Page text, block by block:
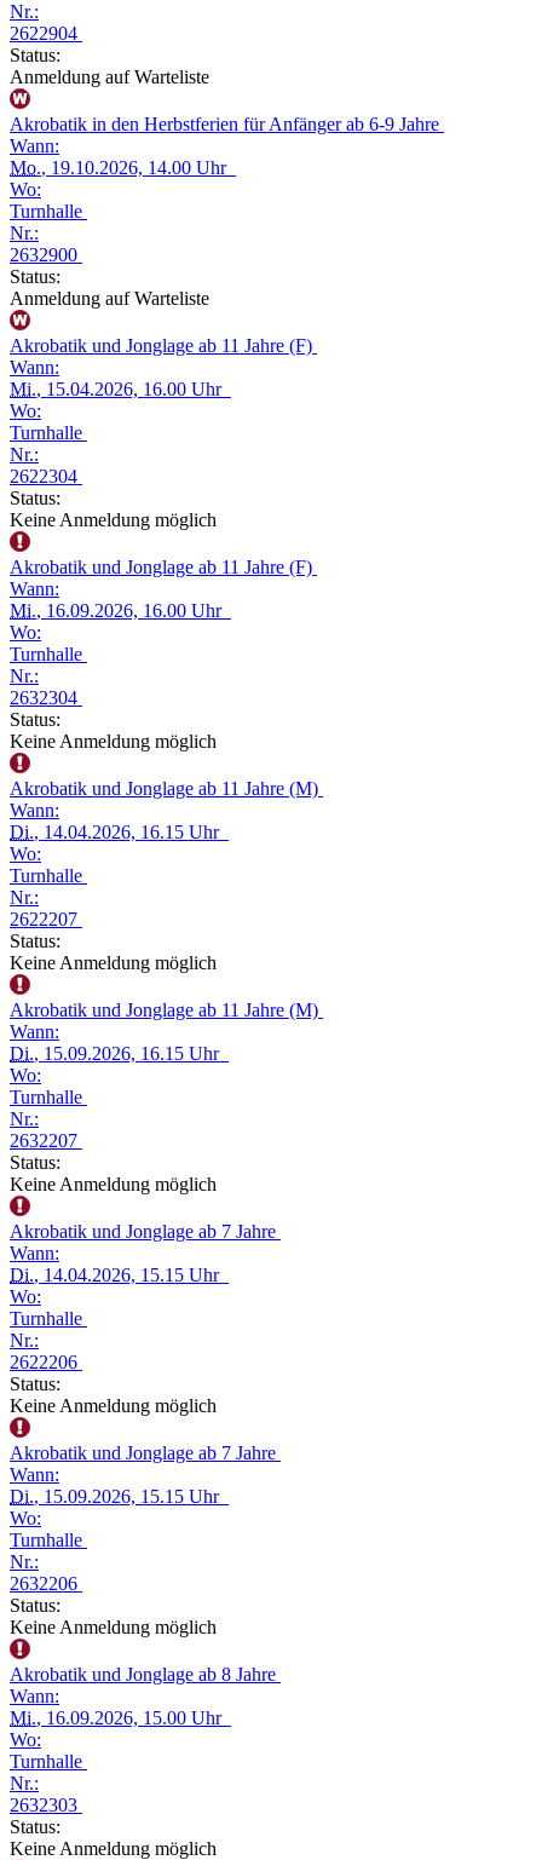
Nr.:
2622904
Status:
Anmeldung auf Warteliste
Akrobatik in den Herbstferien für Anfänger ab 6-9 Jahre
Wann:
Mo., 19.10.2026, 14.00 Uhr
Wo:
Turnhalle
Nr.:
2632900
Status:
Anmeldung auf Warteliste
Akrobatik und Jonglage ab 11 Jahre (F)
Wann:
Mi., 15.04.2026, 16.00 Uhr
Wo:
Turnhalle
Nr.:
2622304
Status:
Keine Anmeldung möglich
Akrobatik und Jonglage ab 11 Jahre (F)
Wann:
Mi., 16.09.2026, 16.00 Uhr
Wo:
Turnhalle
Nr.:
2632304
Status:
Keine Anmeldung möglich
Akrobatik und Jonglage ab 11 Jahre (M)
Wann:
Di., 14.04.2026, 16.15 Uhr
Wo:
Turnhalle
Nr.:
2622207
Status:
Keine Anmeldung möglich
Akrobatik und Jonglage ab 11 Jahre (M)
Wann:
Di., 15.09.2026, 16.15 Uhr
Wo:
Turnhalle
Nr.:
2632207
Status:
Keine Anmeldung möglich
Akrobatik und Jonglage ab 7 Jahre
Wann:
Di., 14.04.2026, 15.15 Uhr
Wo:
Turnhalle
Nr.:
2622206
Status:
Keine Anmeldung möglich
Akrobatik und Jonglage ab 7 Jahre
Wann:
Di., 15.09.2026, 15.15 Uhr
Wo:
Turnhalle
Nr.:
2632206
Status:
Keine Anmeldung möglich
Akrobatik und Jonglage ab 8 Jahre
Wann:
Mi., 16.09.2026, 15.00 Uhr
Wo:
Turnhalle
Nr.:
2632303
Status:
Keine Anmeldung möglich